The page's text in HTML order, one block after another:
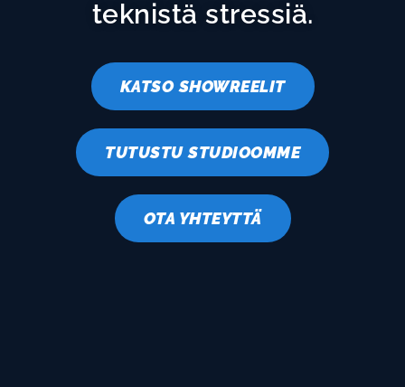
teknistä stressiä.
KATSO SHOWREELIT
TUTUSTU STUDIOOMME
OTA YHTEYTTÄ